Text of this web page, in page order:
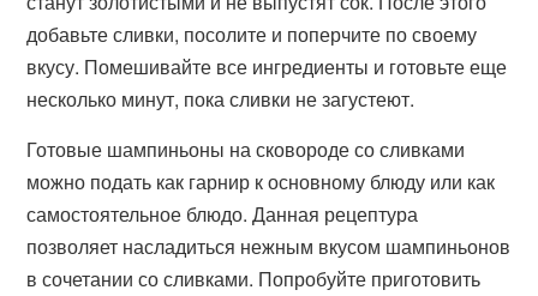
добавьте сливки, посолите и поперчите по своему
вкусу. Помешивайте все ингредиенты и готовьте еще
несколько минут, пока сливки не загустеют.
Готовые шампиньоны на сковороде со сливками
можно подать как гарнир к основному блюду или как
самостоятельное блюдо. Данная рецептура
позволяет насладиться нежным вкусом шампиньонов
в сочетании со сливками. Попробуйте приготовить